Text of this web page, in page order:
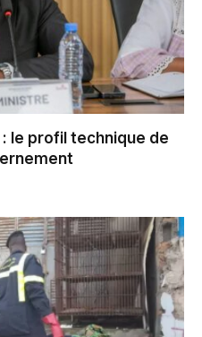
: le profil technique de